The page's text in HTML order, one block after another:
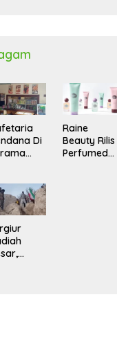
Di
Raine
Beauty Rilis
Perfumed